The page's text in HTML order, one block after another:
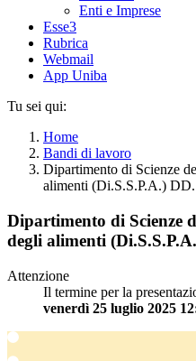
Enti e Imprese
Esse3
Rubrica
Webmail
App Uniba
Tu sei qui:
Home
Bandi di lavoro
Dipartimento di Scienze
alimenti (Di.S.S.P.A.)
Dipartimento di Scienze
degli alimenti
Attenzione
Il termine per la
venerdì 25 luglio 2025